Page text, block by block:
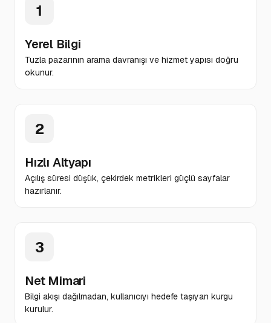
1
Yerel Bilgi
Tuzla pazarının arama davranışı ve hizmet yapısı doğru
okunur.
2
Hızlı Altyapı
Açılış süresi düşük, çekirdek metrikleri güçlü sayfalar
hazırlanır.
3
Net Mimari
Bilgi akışı dağılmadan, kullanıcıyı hedefe taşıyan kurgu
kurulur.